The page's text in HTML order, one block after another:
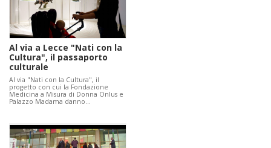
Al via a Lecce "Nati con la
Cultura", il passaporto
culturale
Al via "Nati con la Cultura", il
progetto con cui la Fondazione
Medicina a Misura di Donna Onlus e
Palazzo Madama danno…